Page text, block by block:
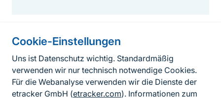
Cookie-Einstellungen
Uns ist Datenschutz wichtig. Standardmäßig
verwenden wir nur technisch notwendige Cookies.
Für die Webanalyse verwenden wir die Dienste der
etracker GmbH (etracker.com). Informationen zum
Informationen zur Seite
FußzeileKontakt zum BfN
Kontaktformular